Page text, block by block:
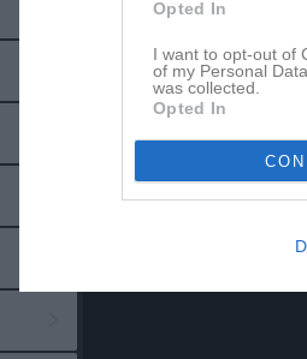
Opted In
I want to opt-out of
of my Personal
was collected.
Opted In